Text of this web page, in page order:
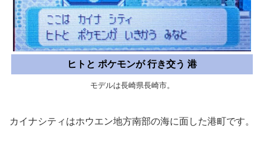
ヒトと ポケモンが 行き交う 港
モデルは長崎県長崎市。
カイナシティはホウエン地方南部の海に面した港町です。